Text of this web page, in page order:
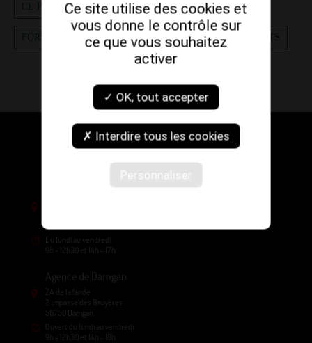
CE PRODUIT M'INTÉRESSE
FORMULAIRE DE CONTACT RETOUR AUX PRODUITS
Agence de Auray - Crac'h
56950 Crac'h
Du lundi au vendredi
9h - 12h30 et 14h - 17h
Agence de Damgan
ZA de la lande
2 Impasse des Bruyères
56750 Damgan
Ouvert du lundi au vendredi
9h - 12h30 et 14h - 18h
Ce site utilise des cookies et
vous donne le contrôle sur
ce que vous souhaitez
activer
✓ OK, tout accepter
✗ Interdire tous les cookies
Personnaliser